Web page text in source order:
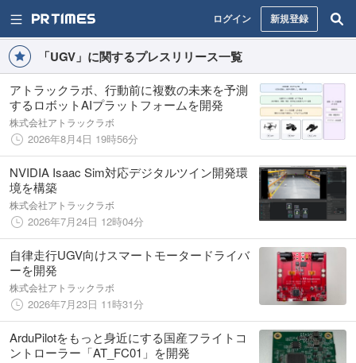
ログイン 新規登録
「UGV」に関するプレスリリース一覧
アトラックラボ、行動前に複数の未来を予測
するロボットAIプラットフォームを開発
株式会社アトラックラボ
2026年8月4日 19時56分
NVIDIA Isaac Sim対応デジタルツイン開発環
境を構築
株式会社アトラックラボ
2026年7月24日 12時04分
自律走行UGV向けスマートモータードライバ
ーを開発
株式会社アトラックラボ
2026年7月23日 11時31分
ArduPilotをもっと身近にする国産フライトコ
ントローラー「AT_FC01」を開発